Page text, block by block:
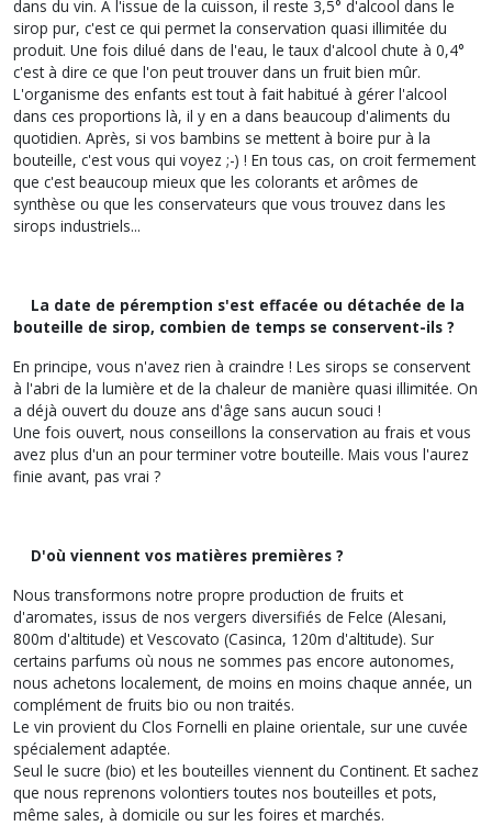
dans du vin. A l'issue de la cuisson, il reste 3,5° d'alcool dans le
sirop pur, c'est ce qui permet la conservation quasi illimitée du
produit. Une fois dilué dans de l'eau, le taux d'alcool chute à 0,4°
c'est à dire ce que l'on peut trouver dans un fruit bien mûr.
L'organisme des enfants est tout à fait habitué à gérer l'alcool
dans ces proportions là, il y en a dans beaucoup d'aliments du
quotidien. Après, si vos bambins se mettent à boire pur à la
bouteille, c'est vous qui voyez ;-) ! En tous cas, on croit fermement
que c'est beaucoup mieux que les colorants et arômes de
synthèse ou que les conservateurs que vous trouvez dans les
sirops industriels...
La date de péremption s'est effacée ou détachée de la
bouteille de sirop, combien de temps se conservent-ils ?
En principe, vous n'avez rien à craindre ! Les sirops se conservent
à l'abri de la lumière et de la chaleur de manière quasi illimitée. On
a déjà ouvert du douze ans d'âge sans aucun souci !
Une fois ouvert, nous conseillons la conservation au frais et vous
avez plus d'un an pour terminer votre bouteille. Mais vous l'aurez
finie avant, pas vrai ?
D'où viennent vos matières premières ?
Nous transformons notre propre production de fruits et
d'aromates, issus de nos vergers diversifiés de Felce (Alesani,
800m d'altitude) et Vescovato (Casinca, 120m d'altitude). Sur
certains parfums où nous ne sommes pas encore autonomes,
nous achetons localement, de moins en moins chaque année, un
complément de fruits bio ou non traités.
Le vin provient du Clos Fornelli en plaine orientale, sur une cuvée
spécialement adaptée.
Seul le sucre (bio) et les bouteilles viennent du Continent. Et sachez
que nous reprenons volontiers toutes nos bouteilles et pots,
même sales, à domicile ou sur les foires et marchés.